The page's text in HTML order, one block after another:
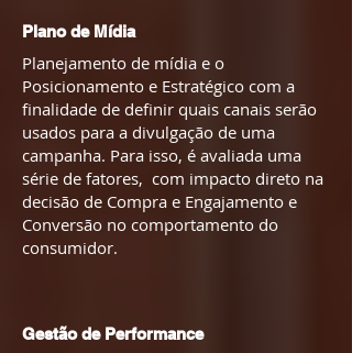
Plano de Mídia
Planejamento de mídia e o
Posicionamento e Estratégico com a
finalidade de definir quais canais serão
usados para a divulgação de uma
campanha. Para isso, é avaliada uma
série de fatores, com impacto direto na
decisão de Compra e Engajamento e
Conversão no comportamento do
consumidor.
Gestão de Performance